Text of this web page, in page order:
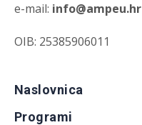
e-mail: info@ampeu.hr
OIB: 25385906011
Naslovnica
Programi